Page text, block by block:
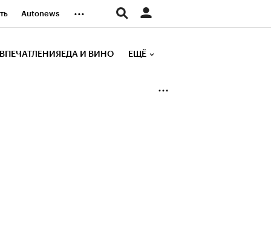
Autonews ...
ВПЕЧАТЛЕНИЯ ЕДА И ВИНО ЕЩЁ